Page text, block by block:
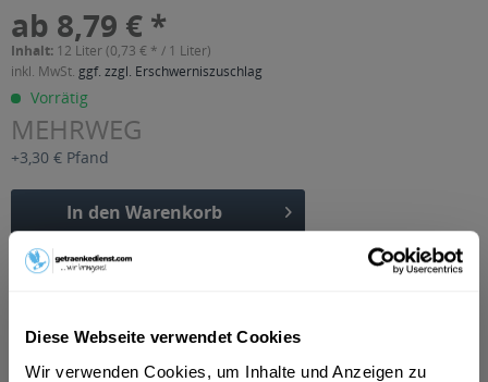
Diese Webseite verwendet Cookies
Wir verwenden Cookies, um Inhalte und Anzeigen zu
ab 8,79 € *
Inhalt: 12 Liter (0,73 € * / 1 Liter)
inkl. MwSt. ggf. zzgl. Erschwerniszuschlag
Vorrätig
MEHRWEG
+3,30 € Pfand
In den Warenkorb
Artikel-Nr.:
Beschreibung